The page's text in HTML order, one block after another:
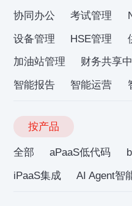
协同办公
考试管理
设备管理
HSE管理
加油站管理
财务共享
智能报告
智能运营
按产品
全部 aPaaS低代码
iPaaS集成
AI Agent智